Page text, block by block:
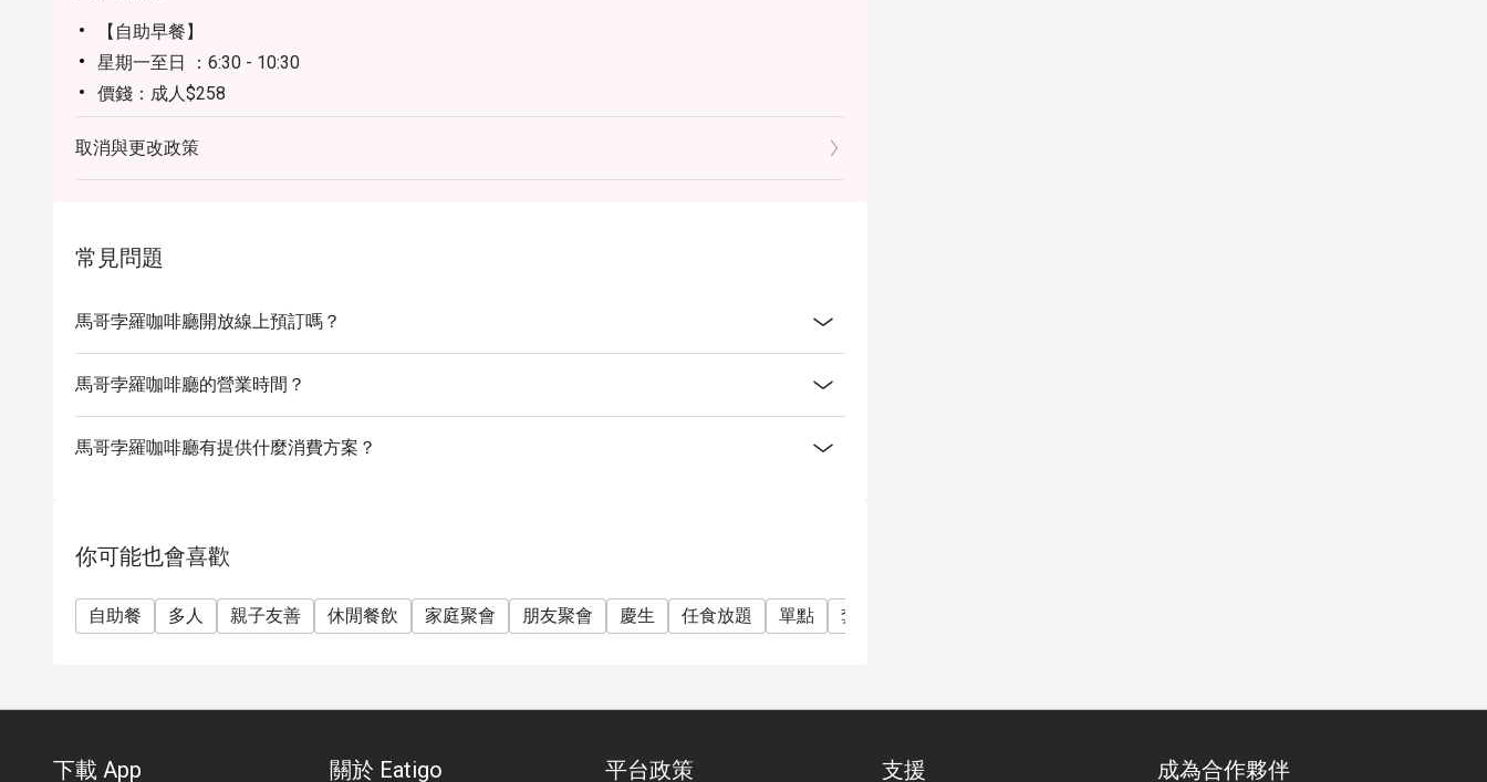
【自助早餐】
星期一至日 ：6:30 - 10:30
價錢：成人$258
【自助午餐】
星期一至五、公眾假期除外：12:00 - 14:30
價錢：成人$408
星期六、日及公眾假期：12:00 - 14:30
【下午茶自助餐】
價錢：成人$368
星期一至五、公眾假期除外：18:30 - 22:00
價錢：成人$738
**另收加一服務費
2. 10%服務費按原價計算。
4. 不同訂座時段提供不同餐牌。我們的賓客服務團隊將在您到訪前與您聯繫以確認所有訂座資
取消與更改政策
常見問題
馬哥孛羅咖啡廳開放線上預訂嗎？
馬哥孛羅咖啡廳的營業時間？
馬哥孛羅咖啡廳有提供什麼消費方案？
你可能也會喜歡
自助餐 多人 親子友善 休閒餐飲 家庭聚會 朋友聚會 慶生 任食放題 單點 套餐
下載 App 關於 Eatigo 平台政策 支援 成為合作夥伴